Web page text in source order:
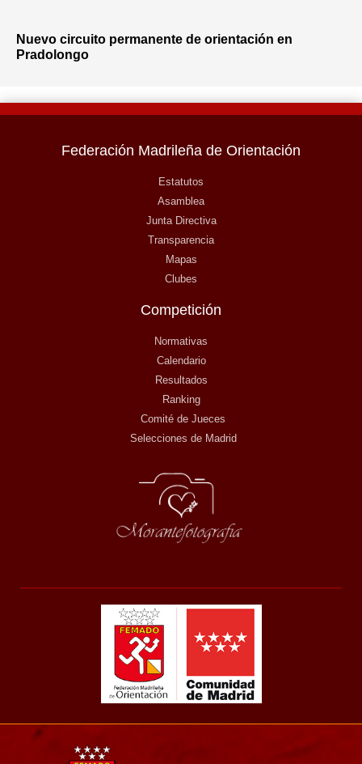
Nuevo circuito permanente de orientación en
Pradolongo
Federación Madrileña de Orientación
Estatutos
Asamblea
Junta Directiva
Transparencia
Mapas
Clubes
Competición
Normativas
Calendario
Resultados
Ranking
Comité de Jueces
Selecciones de Madrid